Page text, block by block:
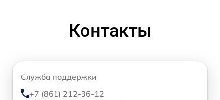
Контакты
Служба поддержки
+7 (861) 212-36-12